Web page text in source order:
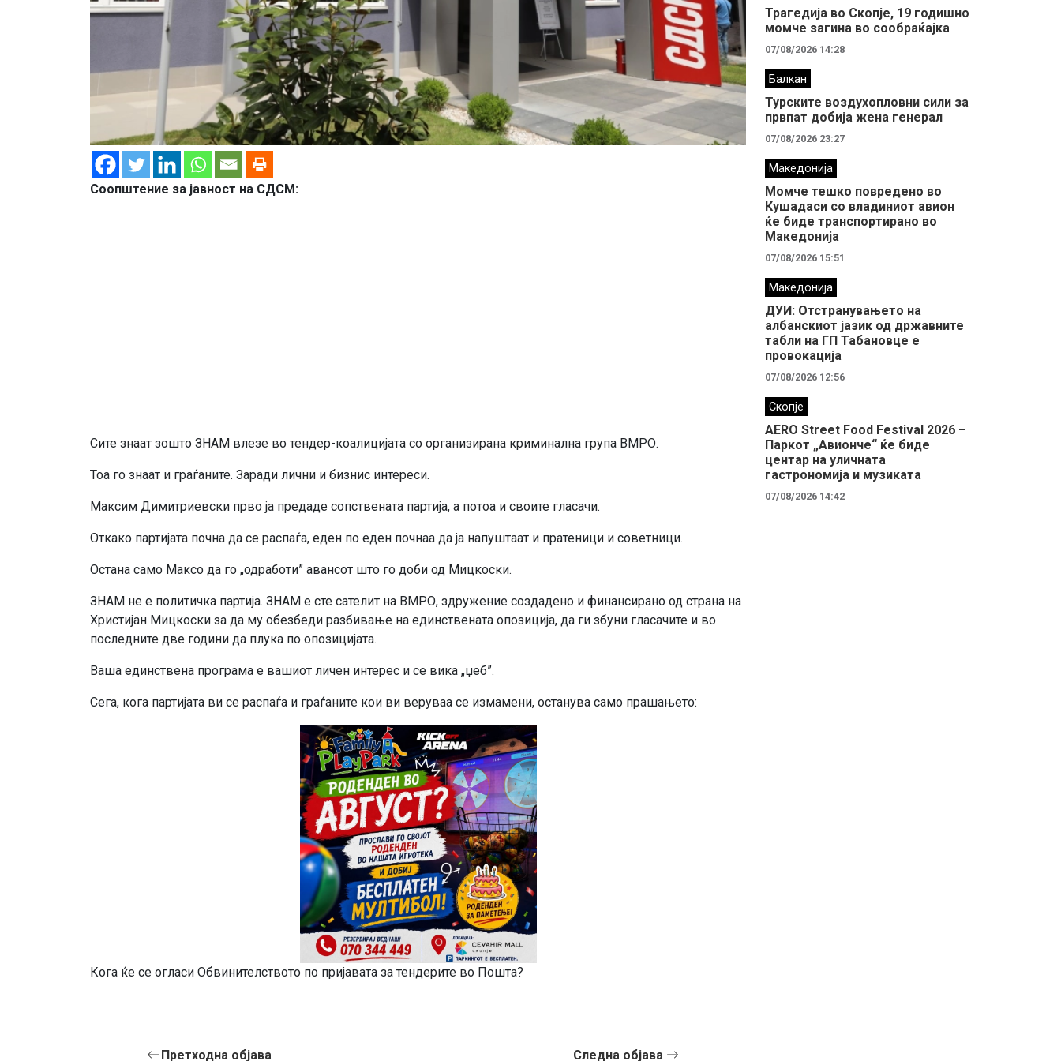
Соопштение за јавност на СДСМ:
Сите знаат зошто ЗНАМ влезе во тендер-коалицијата со организирана криминална група ВМРО.
Тоа го знаат и граѓаните. Заради лични и бизнис интереси.
Максим Димитриевски прво ја предаде сопствената партија, а потоа и своите гласачи.
Откако партијата почна да се распаѓа, еден по еден почнаа да ја напуштаат и пратеници и советници.
Остана само Максо да го „одработи” авансот што го доби од Мицкоски.
ЗНАМ не е политичка партија. ЗНАМ е сте сателит на ВМРО, здружение создадено и финансирано од страна на
Христијан Мицкоски за да му обезбеди разбивање на единствената опозиција, да ги збуни гласачите и во
последните две години да плука по опозицијата.
Ваша единствена програма е вашиот личен интерес и се вика „џеб”.
Сега, кога партијата ви се распаѓа и граѓаните кои ви веруваа се измамени, останува само прашањето:
Кога ќе се огласи Обвинителството по пријавата за тендерите во Пошта?
Претходна објава Следна објава
Трагедија во Скопје, 19 годишно
момче загина во сообраќајка
07/08/2026 14:28
Балкан
Турските воздухопловни сили за
првпат добија жена генерал
07/08/2026 23:27
Македонија
Момче тешко повредено во
Кушадаси со владиниот авион
ќе биде транспортирано во
Македонија
07/08/2026 15:51
Македонија
ДУИ: Отстранувањето на
албанскиот јазик од државните
табли на ГП Табановце е
провокација
07/08/2026 12:56
Скопје
AERO Street Food Festival 2026 –
Паркот „Авионче“ ќе биде
центар на уличната
гастрономија и музиката
07/08/2026 14:42